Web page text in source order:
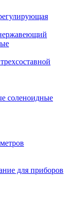
соленоидные
для приборов